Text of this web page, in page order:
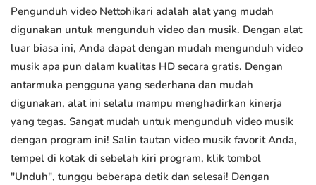
Pengunduh video Nettohikari adalah alat yang mudah
digunakan untuk mengunduh video dan musik. Dengan alat
luar biasa ini, Anda dapat dengan mudah mengunduh video
musik apa pun dalam kualitas HD secara gratis. Dengan
antarmuka pengguna yang sederhana dan mudah
digunakan, alat ini selalu mampu menghadirkan kinerja
yang tegas. Sangat mudah untuk mengunduh video musik
dengan program ini! Salin tautan video musik favorit Anda,
tempel di kotak di sebelah kiri program, klik tombol
"Unduh", tunggu beberapa detik dan selesai! Dengan